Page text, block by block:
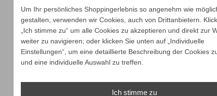
Um Ihr persönliches Shoppingerlebnis so angenehm wie
gestalten, verwenden wir Cookies, auch von Drittanbietern.
„Ich stimme zu“ um alle Cookies zu akzeptieren und direkt zur
weiter zu navigieren; oder klicken Sie unten auf „Individuelle
Einstellungen“, um eine detaillierte Beschreibung der Cookies
und eine individuelle Auswahl zu treffen.
Ich stimme zu